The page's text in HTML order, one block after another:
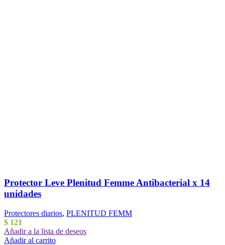
Protector Leve Plenitud Femme Antibacterial x 14
unidades
Protectores diarios, PLENITUD FEMM
$ 121
Añadir a la lista de deseos
Añadir al carrito